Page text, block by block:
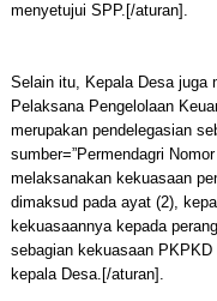
menyetujui SPP.[/aturan].
Selain itu, Kepala Desa juga
Pelaksana Pengelolaan
merupakan pendelegasian
sumber=”Permendagri
melaksanakan kekuasaan
dimaksud pada ayat (2),
kekuasaannya kepada
sebagian kekuasaan
kepala Desa.[/aturan].